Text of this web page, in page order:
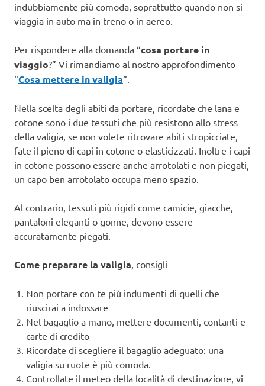
indubbiamente più comoda, soprattutto quando non si
viaggia in auto ma in treno o in aereo.
Per rispondere alla domanda “cosa portare in
viaggio?” Vi rimandiamo al nostro approfondimento
“Cosa mettere in valigia“.
Nella scelta degli abiti da portare, ricordate che lana e
cotone sono i due tessuti che più resistono allo stress
della valigia, se non volete ritrovare abiti stropicciate,
fate il pieno di capi in cotone o elasticizzati. Inoltre i capi
in cotone possono essere anche arrotolati e non piegati,
un capo ben arrotolato occupa meno spazio.
Al contrario, tessuti più rigidi come camicie, giacche,
pantaloni eleganti o gonne, devono essere
accuratamente piegati.
Come preparare la valigia, consigli
Non portare con te più indumenti di quelli che
riuscirai a indossare
Nel bagaglio a mano, mettere documenti, contanti e
carte di credito
Ricordate di scegliere il bagaglio adeguato: una
valigia su ruote è più comoda.
Controllate il meteo della località di destinazione, vi